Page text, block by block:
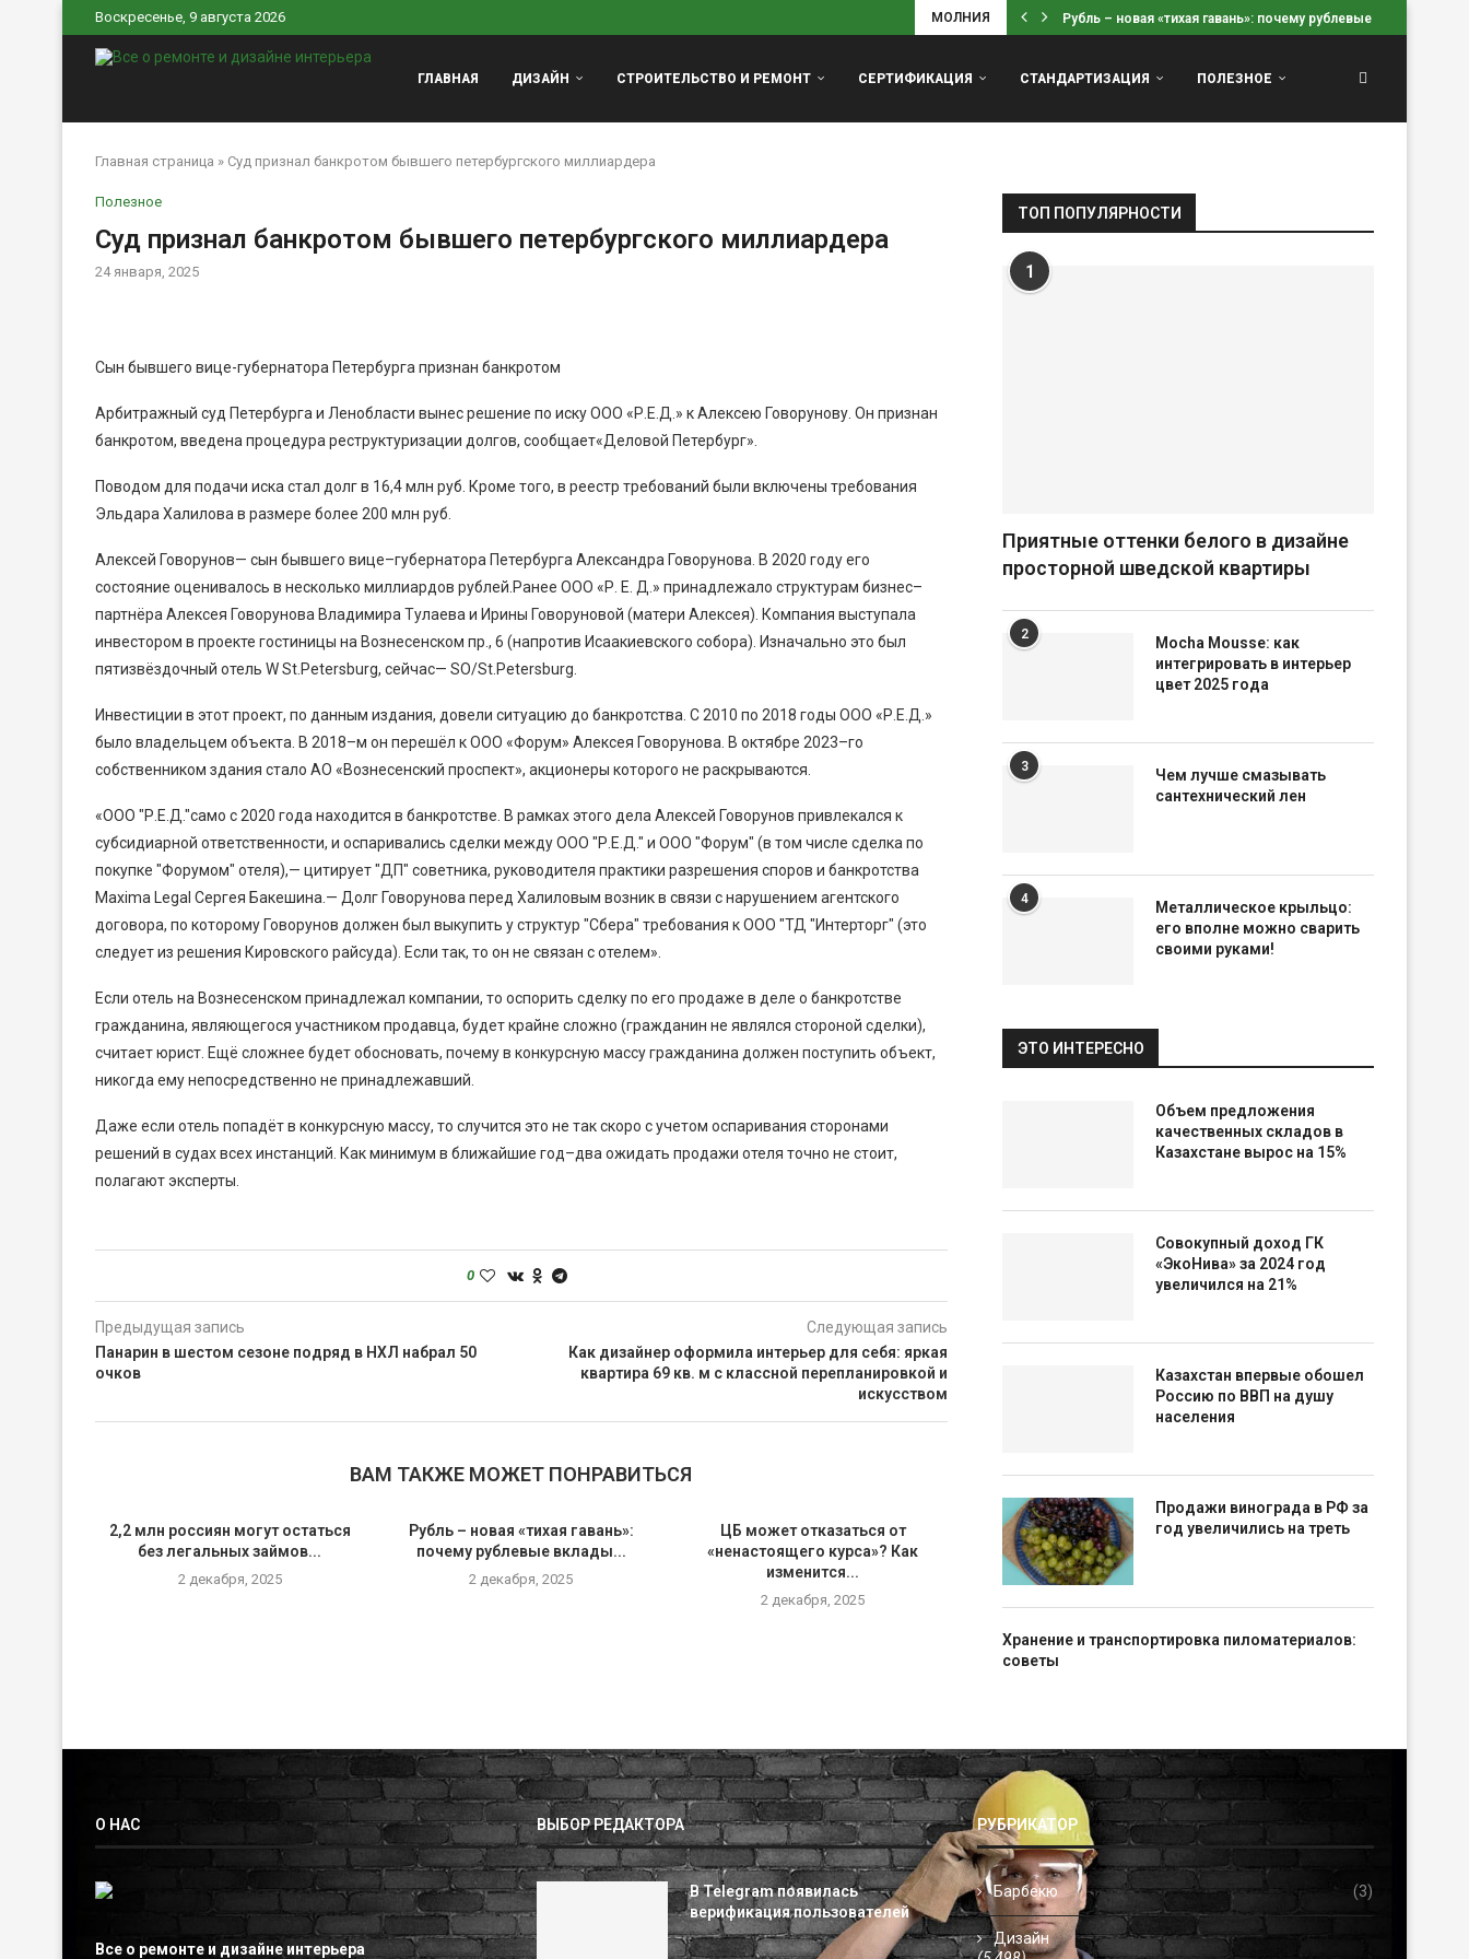
Воскресенье, 9 августа 2026 МОЛНИЯ Рубль – новая «тихая гавань»: почему рублевые вклады...
ГЛАВНАЯ ДИЗАЙН СТРОИТЕЛЬСТВО И РЕМОНТ СЕРТИФИКАЦИЯ СТАНДАРТИЗАЦИЯ ПОЛЕЗНОЕ
Главная страница » Суд признал банкротом бывшего петербургского миллиардера
Полезное
Суд признал банкротом бывшего петербургского миллиардера
24 января, 2025
Сын бывшего вице-губернатора Петербурга признан банкротом
Арбитражный суд Петербурга и Ленобласти вынес решение по иску ООО «Р.Е.Д.» к Алексею Говорунову. Он признан
банкротом, введена процедура реструктуризации долгов, сообщает«Деловой Петербург».
Поводом для подачи иска стал долг в 16,4 млн руб. Кроме того, в реестр требований были включены требования
Эльдара Халилова в размере более 200 млн руб.
Алексей Говорунов— сын бывшего вице–губернатора Петербурга Александра Говорунова. В 2020 году его
состояние оценивалось в несколько миллиардов рублей.Ранее ООО «Р. Е. Д.» принадлежало структурам бизнес–
партнёра Алексея Говорунова Владимира Тулаева и Ирины Говоруновой (матери Алексея). Компания выступала
инвестором в проекте гостиницы на Вознесенском пр., 6 (напротив Исаакиевского собора). Изначально это был
пятизвёздочный отель W St.Petersburg, сейчас— SO/St.Petersburg.
Инвестиции в этот проект, по данным издания, довели ситуацию до банкротства. С 2010 по 2018 годы ООО «Р.Е.Д.»
было владельцем объекта. В 2018–м он перешёл к ООО «Форум» Алексея Говорунова. В октябре 2023–го
собственником здания стало АО «Вознесенский проспект», акционеры которого не раскрываются.
«ООО "Р.Е.Д."само с 2020 года находится в банкротстве. В рамках этого дела Алексей Говорунов привлекался к
субсидиарной ответственности, и оспаривались сделки между ООО "Р.Е.Д." и ООО "Форум" (в том числе сделка по
покупке "Форумом" отеля),— цитирует "ДП" советника, руководителя практики разрешения споров и банкротства
Maxima Legal Сергея Бакешина.— Долг Говорунова перед Халиловым возник в связи с нарушением агентского
договора, по которому Говорунов должен был выкупить у структур "Сбера" требования к ООО "ТД "Интерторг" (это
следует из решения Кировского райсуда). Если так, то он не связан с отелем».
Если отель на Вознесенском принадлежал компании, то оспорить сделку по его продаже в деле о банкротстве
гражданина, являющегося участником продавца, будет крайне сложно (гражданин не являлся стороной сделки),
считает юрист. Ещё сложнее будет обосновать, почему в конкурсную массу гражданина должен поступить объект,
никогда ему непосредственно не принадлежавший.
Даже если отель попадёт в конкурсную массу, то случится это не так скоро с учетом оспаривания сторонами
решений в судах всех инстанций. Как минимум в ближайшие год–два ожидать продажи отеля точно не стоит,
полагают эксперты.
0
Предыдущая запись
Панарин в шестом сезоне подряд в НХЛ набрал 50
очков
Следующая запись
Как дизайнер оформила интерьер для себя: яркая
квартира 69 кв. м с классной перепланировкой и
искусством
ВАМ ТАКЖЕ МОЖЕТ ПОНРАВИТЬСЯ
2,2 млн россиян могут остаться
без легальных займов...
2 декабря, 2025
Рубль – новая «тихая гавань»:
почему рублевые вклады...
2 декабря, 2025
ЦБ может отказаться от
«ненастоящего курса»? Как
изменится...
2 декабря, 2025
ТОП ПОПУЛЯРНОСТИ
1
Приятные оттенки белого в дизайне
просторной шведской квартиры
2
Mocha Mousse: как
интегрировать в интерьер
цвет 2025 года
3
Чем лучше смазывать
сантехнический лен
4
Металлическое крыльцо:
его вполне можно сварить
своими руками!
ЭТО ИНТЕРЕСНО
Объем предложения
качественных складов в
Казахстане вырос на 15%
Совокупный доход ГК
«ЭкоНива» за 2024 год
увеличился на 21%
Казахстан впервые обошел
Россию по ВВП на душу
населения
Продажи винограда в РФ за
год увеличились на треть
Хранение и транспортировка пиломатериалов:
советы
О НАС
Все о ремонте и дизайне интерьера
ВЫБОР РЕДАКТОРА
В Telegram появилась
верификация пользователей
РУБРИКАТОР
Барбекю (3)
Дизайн